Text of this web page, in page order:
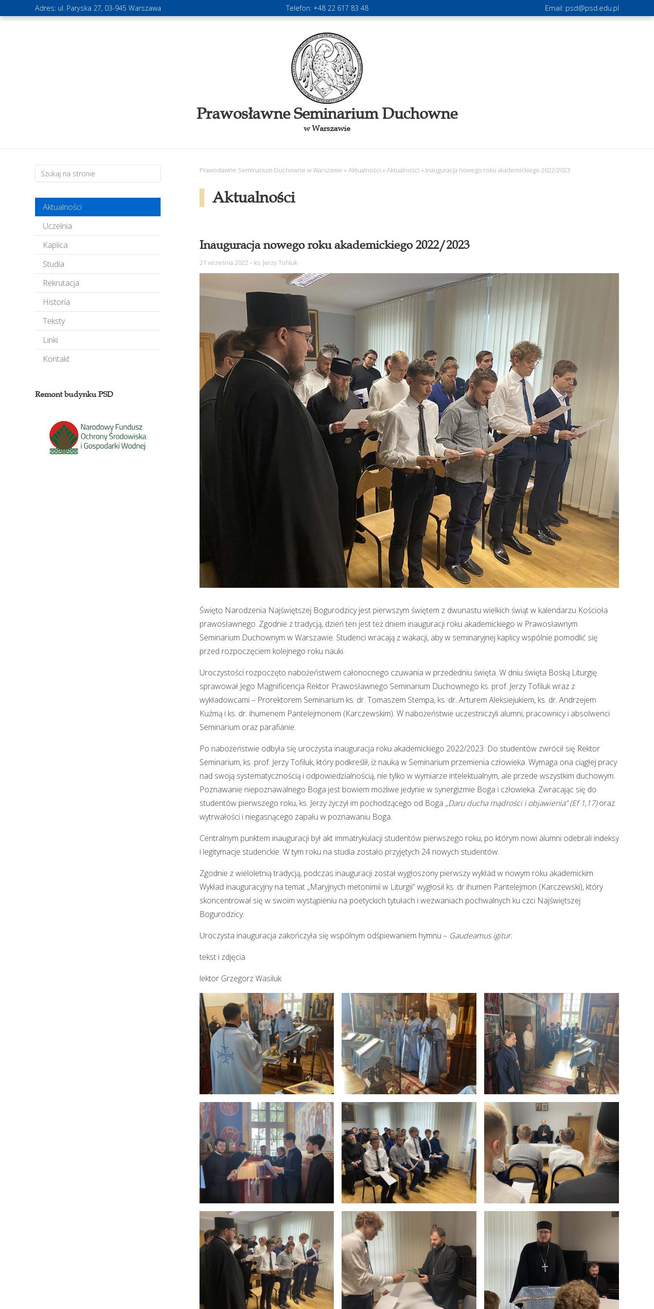
Adres: ul. Paryska 27, 03-945 Warszawa Telefon: +48 22 617 83 48 Email: psd@psd.edu.pl
Prawosławne Seminarium Duchowne
w Warszawie
Aktualności
Uczelnia
Kaplica
Studia
Rekrutacja
Historia
Teksty
Linki
Kontakt
Remont budynku PSD
Prawosławne Seminarium Duchowne w Warszawie »Aktualności »Aktualności » Inauguracja nowego roku akademickiego 2022/2023
Aktualności
Inauguracja nowego roku akademickiego 2022/2023
21 września 2022 – ks. Jerzy Tofiluk
Święto Narodzenia Najświętszej Bogurodzicy jest pierwszym świętem z dwunastu wielkich świąt w kalendarzu Kościoła
prawosławnego. Zgodnie z tradycją, dzień ten jest też dniem inauguracji roku akademickiego w Prawosławnym
Seminarium Duchownym w Warszawie. Studenci wracają z wakacji, aby w seminaryjnej kaplicy wspólnie pomodlić się
przed rozpoczęciem kolejnego roku nauki.
Uroczystości rozpoczęto nabożeństwem całonocnego czuwania w przededniu święta. W dniu święta Boską Liturgię
sprawował Jego Magnificencja Rektor Prawosławnego Seminarium Duchownego ks. prof. Jerzy Tofiluk wraz z
wykładowcami – Prorektorem Seminarium ks. dr. Tomaszem Stempa, ks. dr. Arturem Aleksiejukiem, ks. dr. Andrzejem
Kuźmą i ks. dr. ihumenem Pantelejmonem (Karczewskim). W nabożeństwie uczestniczyli alumni, pracownicy i absolwenci
Seminarium oraz parafianie.
Po nabożeństwie odbyła się uroczysta inauguracja roku akademickiego 2022/2023. Do studentów zwrócił się Rektor
Seminarium, ks. prof. Jerzy Tofiluk, który podkreślił, iż nauka w Seminarium przemienia człowieka. Wymaga ona ciągłej pracy
nad swoją systematycznością i odpowiedzialnością, nie tylko w wymiarze intelektualnym, ale przede wszystkim duchowym.
Poznawanie niepoznawalnego Boga jest bowiem możliwe jedynie w synergizmie Boga i człowieka. Zwracając się do
studentów pierwszego roku, ks. Jerzy życzył im pochodzącego od Boga „Daru ducha mądrości i objawienia” (Ef 1,17)oraz
wytrwałości i niegasnącego zapału w poznawaniu Boga.
Centralnym punktem inauguracji był akt immatrykulacji studentów pierwszego roku, po którym nowi alumni odebrali indeksy
i legitymacje studenckie. W tym roku na studia zostało przyjętych 24 nowych studentów.
Zgodnie z wieloletnią tradycją, podczas inauguracji został wygłoszony pierwszy wykład w nowym roku akademickim.
Wykład inauguracyjny na temat „Maryjnych metonimii w Liturgii” wygłosił ks. dr ihumen Pantelejmon (Karczewski), który
skoncentrował się w swoim wystąpieniu na poetyckich tytułach i wezwaniach pochwalnych ku czci Najświętszej
Bogurodzicy.
Uroczysta inauguracja zakończyła się wspólnym odśpiewaniem hymnu – Gaudeamus igitur.
tekst i zdjęcia
lektor Grzegorz Wasiluk